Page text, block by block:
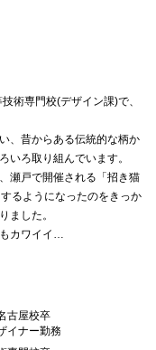
術専門校(デザイン課)で、
、昔からある伝統的な柄か
いろ取り組んでいます。
瀬戸で開催される「招き猫
るようになったのをきっか
ました。
カワイイ…
古屋校卒
イナー勤務